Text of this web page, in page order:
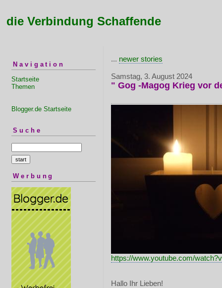
die Verbindung Schaffende
Navigation
Startseite
Themen
Blogger.de Startseite
Suche
Werbung
... newer stories
Samstag, 3. August 2024
" Gog -Magog Krieg vor
https://www.youtube.com/
Hallo Ihr Lieben!